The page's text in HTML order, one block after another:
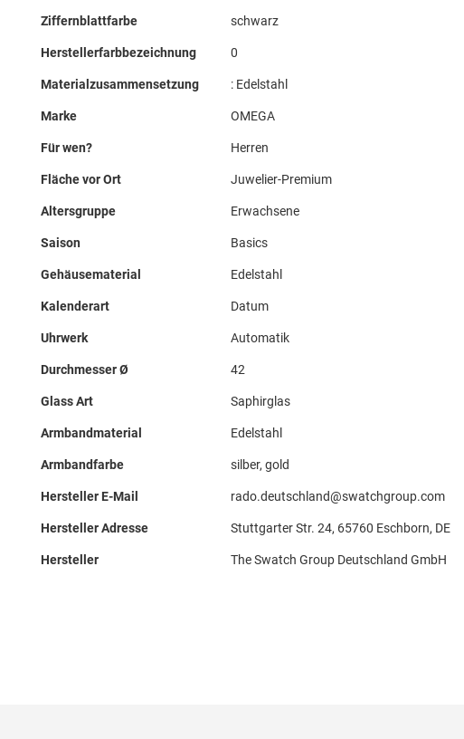
Ziffernblattfarbe schwarz
Herstellerfarbbezeichnung 0
Materialzusammensetzung : Edelstahl
Marke OMEGA
Für wen? Herren
Fläche vor Ort Juwelier-Premium
Altersgruppe Erwachsene
Saison Basics
Gehäusematerial Edelstahl
Kalenderart Datum
Uhrwerk Automatik
Durchmesser Ø 42
Glass Art Saphirglas
Armbandmaterial Edelstahl
Armbandfarbe silber, gold
Hersteller E-Mail rado.deutschland@swatchgroup.com
Hersteller Adresse Stuttgarter Str. 24, 65760 Eschborn, DE
Hersteller The Swatch Group Deutschland GmbH